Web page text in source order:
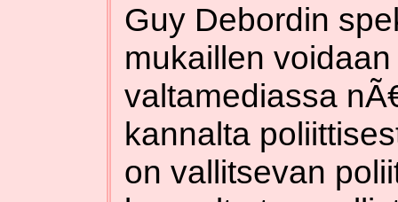
Guy Debordin
mukaillen
valtamediassa
kannalta
on vallitsevan